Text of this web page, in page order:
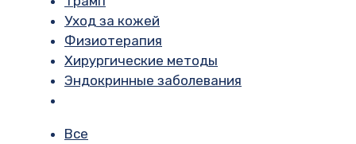
Уход за кожей
Физиотерапия
Хирургические методы
Эндокринные заболевания
Все